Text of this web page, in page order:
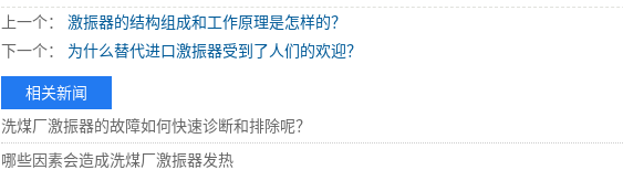
上一个：
激振器的结构组成和工作原理是怎样的？
下一个：
为什么替代进口激振器受到了人们的欢迎？
相关新闻
洗煤厂激振器的故障如何快速诊断和排除呢？
哪些因素会造成洗煤厂激振器发热